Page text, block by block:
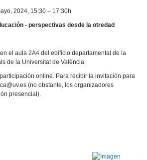
2024, 15:30 – 17:30h
- perspectivas desde la otredad
el aula 2A4 del edificio departamental de la
de la Universitat de València.
online. Para recibir la invitación para
(no obstante, los organizadores
presencial).